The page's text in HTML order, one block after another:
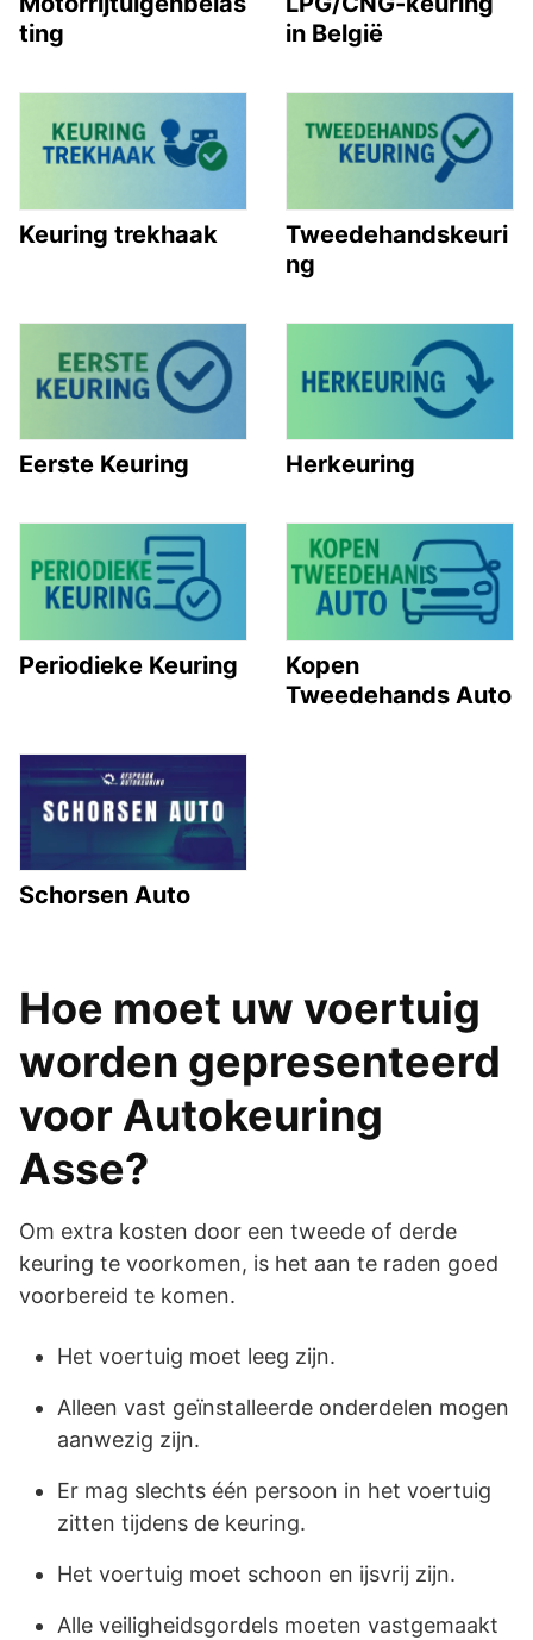
ting
in België
Keuring trekhaak
Tweedehandskeuri
ng
Eerste Keuring Herkeuring
Periodieke Keuring
Kopen
Tweedehands Auto
Schorsen Auto
Hoe moet uw voertuig
worden gepresenteerd
voor Autokeuring
Asse?
Om extra kosten door een tweede of derde
keuring te voorkomen, is het aan te raden goed
voorbereid te komen.
Het voertuig moet leeg zijn.
Alleen vast geïnstalleerde onderdelen mogen
aanwezig zijn.
Er mag slechts één persoon in het voertuig
zitten tijdens de keuring.
Het voertuig moet schoon en ijsvrij zijn.
Alle veiligheidsgordels moeten vastgemaakt